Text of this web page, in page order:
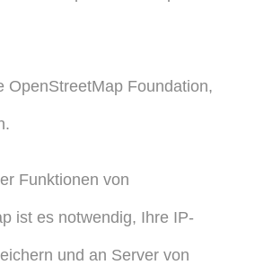
OpenStreetMap Foundation,
Funktionen von
ist es notwendig, Ihre IP-
und an Server von